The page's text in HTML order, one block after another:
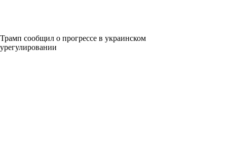
Трамп сообщил о прогрессе в украинском
урегулировании